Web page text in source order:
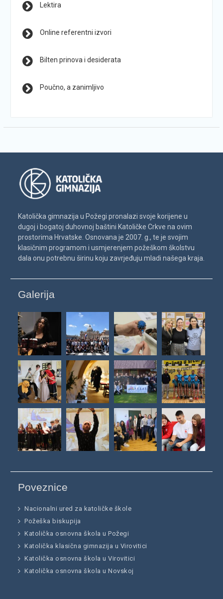
Lektira
Online referentni izvori
Bilten prinova i desiderata
Poučno, a zanimljivo
Katolička gimnazija u Požegi pronalazi svoje korijene u
dugoj i bogatoj duhovnoj baštini Katoličke Crkve na ovim
prostorima Hrvatske. Osnovana je 2007. g., te je svojim
klasičnim programom i usmjerenjem požeškom školstvu
dala onu potrebnu širinu koju zavrjeđuju mladi našega kraja.
Galerija
Poveznice
Nacionalni ured za katoličke škole
Požeška biskupija
Katolička osnovna škola u Požegi
Katolička klasična gimnazija u Virovitici
Katolička osnovna škola u Virovitici
Katolička osnovna škola u Novskoj